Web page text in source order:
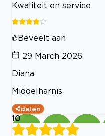
Kwaliteit en service
Beveelt aan
29 March 2026
Diana
Middelharnis
delen
10